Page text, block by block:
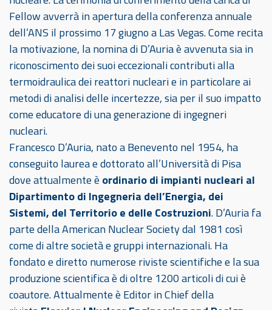
Fellow avverrà in apertura della conferenza annuale
dell’ANS il prossimo 17 giugno a Las Vegas. Come recita
la motivazione, la nomina di D’Auria è avvenuta sia in
riconoscimento dei suoi eccezionali contributi alla
termoidraulica dei reattori nucleari e in particolare ai
metodi di analisi delle incertezze, sia per il suo impatto
come educatore di una generazione di ingegneri
nucleari.
Francesco D’Auria, nato a Benevento nel 1954, ha
conseguito laurea e dottorato all’Università di Pisa
dove attualmente è ordinario di impianti nucleari al
Dipartimento di Ingegneria dell’Energia, dei
Sistemi, del Territorio e delle Costruzioni. D’Auria fa
parte della American Nuclear Society dal 1981 così
come di altre società e gruppi internazionali. Ha
fondato e diretto numerose riviste scientifiche e la sua
produzione scientifica è di oltre 1200 articoli di cui è
coautore. Attualmente è Editor in Chief della